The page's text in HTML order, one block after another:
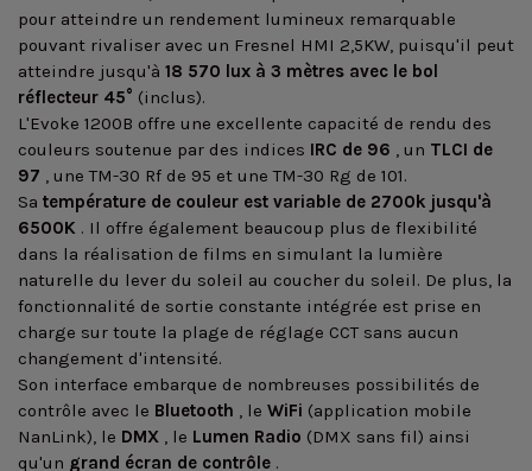
pour atteindre un rendement lumineux remarquable
pouvant rivaliser avec un Fresnel HMI 2,5KW, puisqu'il peut
atteindre jusqu'à 18 570 lux à 3 mètres avec le bol
réflecteur 45° (inclus).
L'Evoke 1200B offre une excellente capacité de rendu des
couleurs soutenue par des indices IRC de 96 , un TLCI de
97 , une TM-30 Rf de 95 et une TM-30 Rg de 101.
Sa température de couleur est variable de 2700k jusqu'à
6500K . Il offre également beaucoup plus de flexibilité
dans la réalisation de films en simulant la lumière
naturelle du lever du soleil au coucher du soleil. De plus, la
fonctionnalité de sortie constante intégrée est prise en
charge sur toute la plage de réglage CCT sans aucun
changement d'intensité.
Son interface embarque de nombreuses possibilités de
contrôle avec le Bluetooth , le WiFi (application mobile
NanLink), le DMX , le Lumen Radio (DMX sans fil) ainsi
qu'un grand écran de contrôle .